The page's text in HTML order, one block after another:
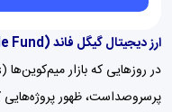
ارز دیجیتال گیگل فاند (Giggle Fund) چیست؟
پرسروصداست، ظهور پروژه‌هایی